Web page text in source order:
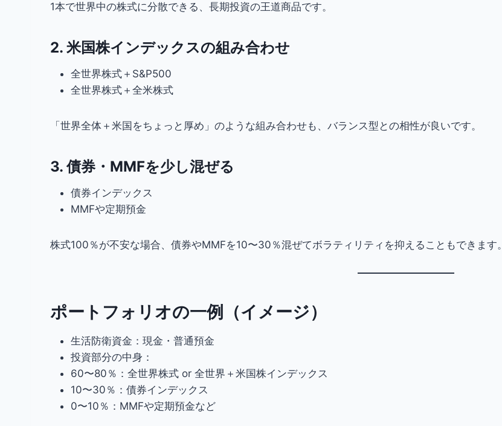
1本で世界中の株式に分散できる、長期投資の王道商品です。
2. 米国株インデックスの組み合わせ
全世界株式＋S&P500
全世界株式＋全米株式
「世界全体＋米国をちょっと厚め」のような組み合わせも、バランス型との相性が良いです。
3. 債券・MMFを少し混ぜる
債券インデックス
MMFや定期預金
株式100％が不安な場合、債券やMMFを10〜30％混ぜてボラティリティを抑えることもできます。
ポートフォリオの一例（イメージ）
生活防衛資金：現金・普通預金
投資部分の中身：
60〜80％：全世界株式 or 全世界＋米国株インデックス
10〜30％：債券インデックス
0〜10％：MMFや定期預金など